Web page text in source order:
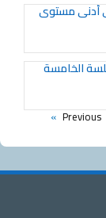
أدنى مستوى
الخامسة